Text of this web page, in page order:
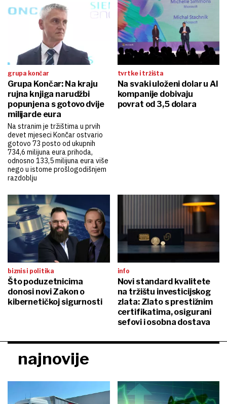
grupa končar
Grupa Končar: Na kraju
rujna knjiga narudžbi
popunjena s gotovo dvije
milijarde eura
Na stranim je tržištima u prvih
devet mjeseci Končar ostvario
gotovo 73 posto od ukupnih
734,6 milijuna eura prihoda,
odnosno 133,5 milijuna eura više
nego u istome prošlogodišnjem
razdoblju
tvrtke i tržišta
Na svaki uloženi dolar u AI
kompanije dobivaju
povrat od 3,5 dolara
biznis i politika
Što poduzetnicima
donosi novi Zakon o
kibernetičkoj sigurnosti
info
Novi standard kvalitete
na tržištu investicijskog
zlata: Zlato s prestižnim
certifikatima, osigurani
sefovi i osobna dostava
najnovije